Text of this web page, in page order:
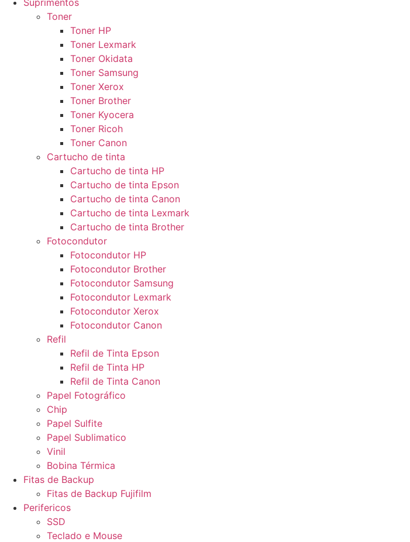
Suprimentos
Toner
Toner HP
Toner Lexmark
Toner Okidata
Toner Samsung
Toner Xerox
Toner Brother
Toner Kyocera
Toner Ricoh
Toner Canon
Cartucho de tinta
Cartucho de tinta HP
Cartucho de tinta Epson
Cartucho de tinta Canon
Cartucho de tinta Lexmark
Cartucho de tinta Brother
Fotocondutor
Fotocondutor HP
Fotocondutor Brother
Fotocondutor Samsung
Fotocondutor Lexmark
Fotocondutor Xerox
Fotocondutor Canon
Refil
Refil de Tinta Epson
Refil de Tinta HP
Refil de Tinta Canon
Papel Fotográfico
Chip
Papel Sulfite
Papel Sublimatico
Vinil
Bobina Térmica
Fitas de Backup
Fitas de Backup Fujifilm
Perifericos
SSD
Teclado e Mouse